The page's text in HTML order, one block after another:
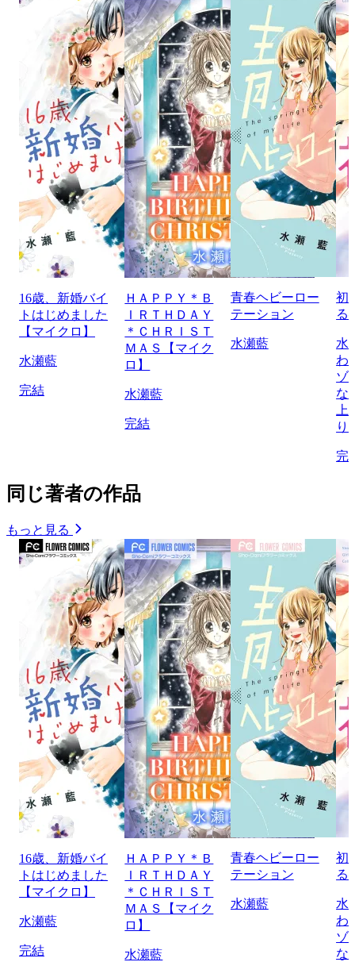
16歳、新婚バイ
トはじめました
【マイクロ】
水瀬藍
完結
ＨＡＰＰＹ＊Ｂ
ＩＲＴＨＤＡＹ
＊ＣＨＲＩＳＴ
ＭＡＳ【マイク
ロ】
水瀬藍
完結
青春ヘビーロー
テーション
水瀬藍
初
る
水
わ
ゾ
な
り
完
同じ著者の作品
もっと見る
16歳、新婚バイ
トはじめました
【マイクロ】
水瀬藍
完結
ＨＡＰＰＹ＊Ｂ
ＩＲＴＨＤＡＹ
＊ＣＨＲＩＳＴ
ＭＡＳ【マイク
ロ】
水瀬藍
青春ヘビーロー
テーション
水瀬藍
初
る
水
わ
ゾ
な